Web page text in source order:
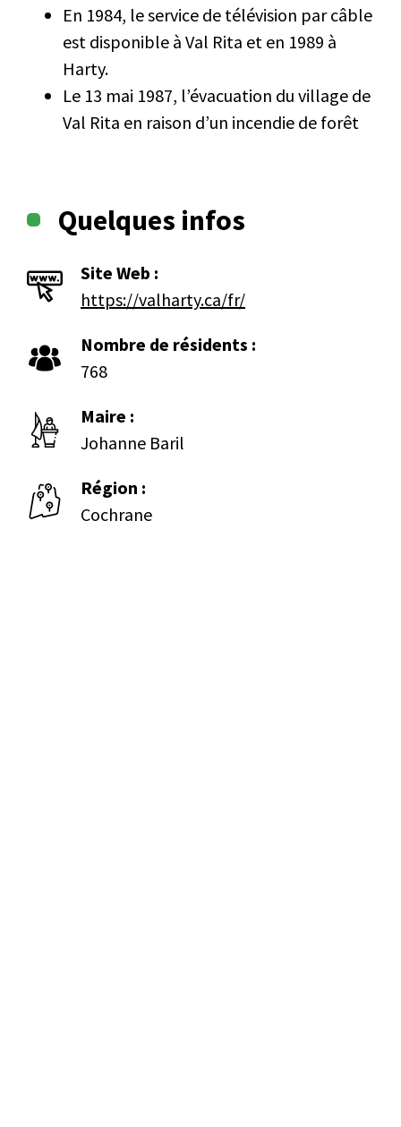
En 1984, le service de télévision par câble
est disponible à Val Rita et en 1989 à
Harty.
Le 13 mai 1987, l’évacuation du village de
Val Rita en raison d’un incendie de forêt
Quelques infos
Site Web :
https://valharty.ca/fr/
Nombre de résidents :
768
Maire :
Johanne Baril
Région :
Cochrane